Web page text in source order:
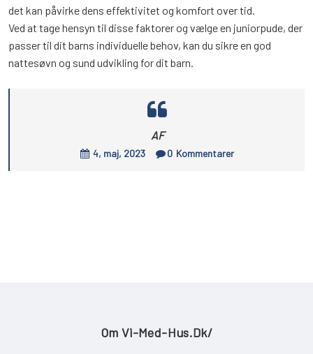
det kan påvirke dens effektivitet og komfort over tid.
Ved at tage hensyn til disse faktorer og vælge en juniorpude, der
passer til dit barns individuelle behov, kan du sikre en god
nattesøvn og sund udvikling for dit barn.
AF
4, maj, 2023 0 Kommentarer
Om Vi-Med-Hus.dk/